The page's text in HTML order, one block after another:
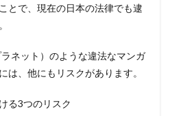
とで、現在の日本の法律でも逮
ネット）のような違法なマンガ
は、他にもリスクがあります。
る3つのリスク